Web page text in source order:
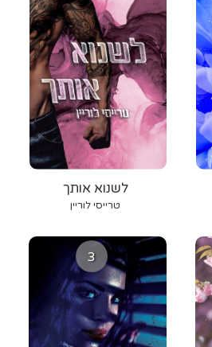
לשנוא אותך
טרייסי לוריין
3